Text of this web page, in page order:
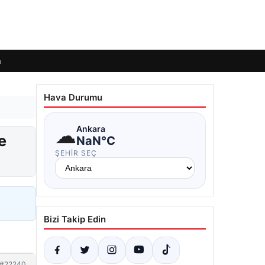
Hava Durumu
☁Ankara
NaN°C
ŞEHIR SEÇ
Bizi Takip Edin